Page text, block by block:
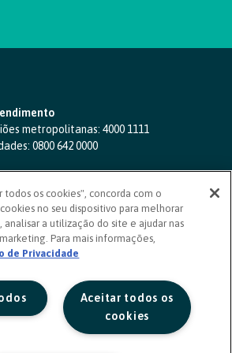
metropolitanas: 4000 1111
0800 642 0000
0800 724 4420
(de segunda a sexta, das 8h às 20h)
ou de fala
todos os cookies", concorda com o
no seu dispositivo para melhorar
analisar a utilização do site e ajudar nas
Para mais informações,
de Privacidade
Aceitar todos os
cookies